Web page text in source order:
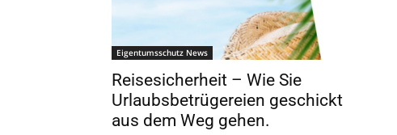
Eigentumsschutz News
Reisesicherheit – Wie Sie
Urlaubsbetrügereien geschickt
aus dem Weg gehen.